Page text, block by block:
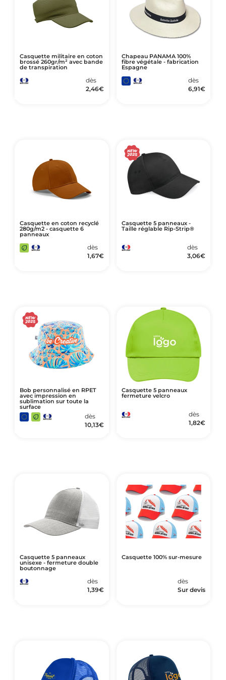
Casquette militaire en coton
brossé 260gr/m² avec bande
de transpiration
dès
2,46€
Chapeau PANAMA 100%
fibre végétale - fabrication
Espagne
dès
6,91€
Casquette en coton recyclé
280g/m2 - casquette 6
panneaux
dès
1,67€
Casquette 5 panneaux -
Taille réglable Rip-Strip®
dès
3,06€
Bob personnalisé en RPET
avec impression en
sublimation sur toute la
surface
dès
10,13€
Casquette 5 panneaux
fermeture velcro
dès
1,82€
Casquette 5 panneaux
unisexe - fermeture double
boutonnage
dès
1,39€
Casquette 100% sur-mesure
dès
Sur devis